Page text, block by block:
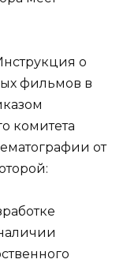
о
фильмов в
комитета
от